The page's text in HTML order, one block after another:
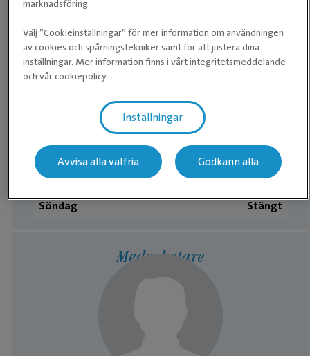
Kliniken
Måndag
07:30 ­- 18:00
Tisdag
Fredag
07:30 ­- 16:00
Lördag
Stängt
Söndag
Stängt
Medarbetare
marknadsföring.
Välj ”Cookieinställningar” för mer information om användningen
av cookies och spårningstekniker samt för att justera dina
inställningar. Mer information finns i vårt integritetsmeddelande
och vår cookiepolicy
Inställningar
Avvisa alla valfria Godkänn alla